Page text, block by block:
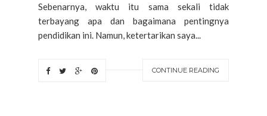
Sebenarnya, waktu itu sama sekali tidak
terbayang apa dan bagaimana pentingnya
pendidikan ini. Namun, ketertarikan saya...
CONTINUE READING